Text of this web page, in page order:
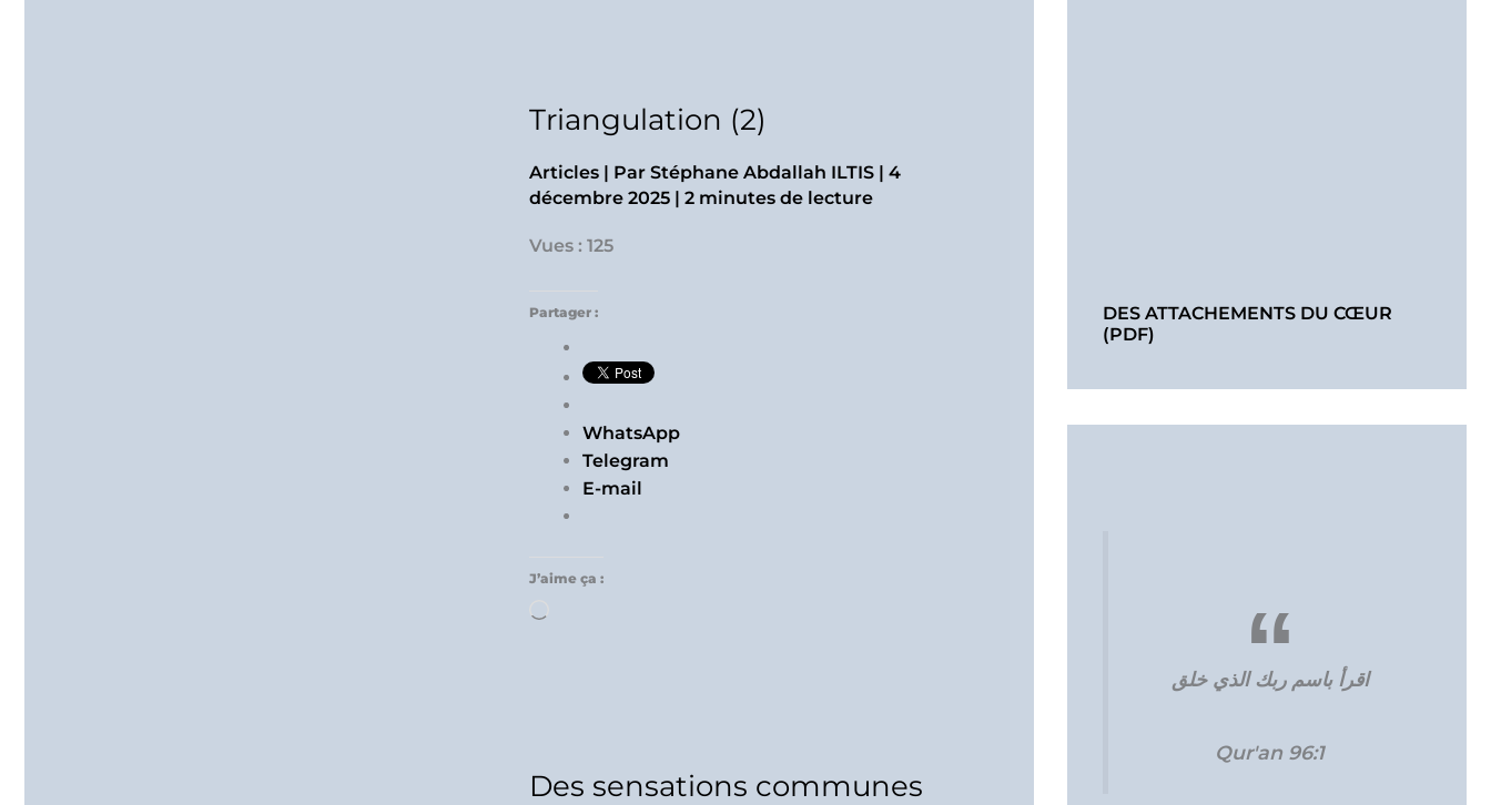
Triangulation (2)
Articles | Par Stéphane Abdallah ILTIS | 4
décembre 2025 | 2 minutes de lecture
Vues : 125
Partager :
WhatsApp
Telegram
E-mail
J’aime ça :
Des sensations communes
DES ATTACHEMENTS DU CŒUR
(PDF)
اقرأ باسم ربك الذي خلق
Qur'an 96:1